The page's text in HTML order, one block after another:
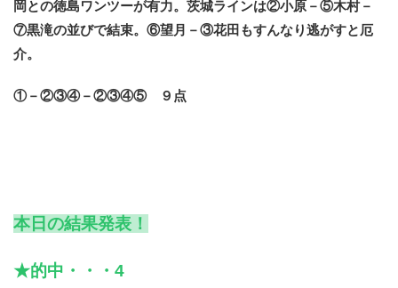
岡との徳島ワンツーが有力。茨城ラインは②小原－⑤木村－
⑦黒滝の並びで結束。⑥望月－③花田もすんなり逃がすと厄
介。
①－②③④－②③④⑤ ９点
本日の結果発表！
★的中・・・4